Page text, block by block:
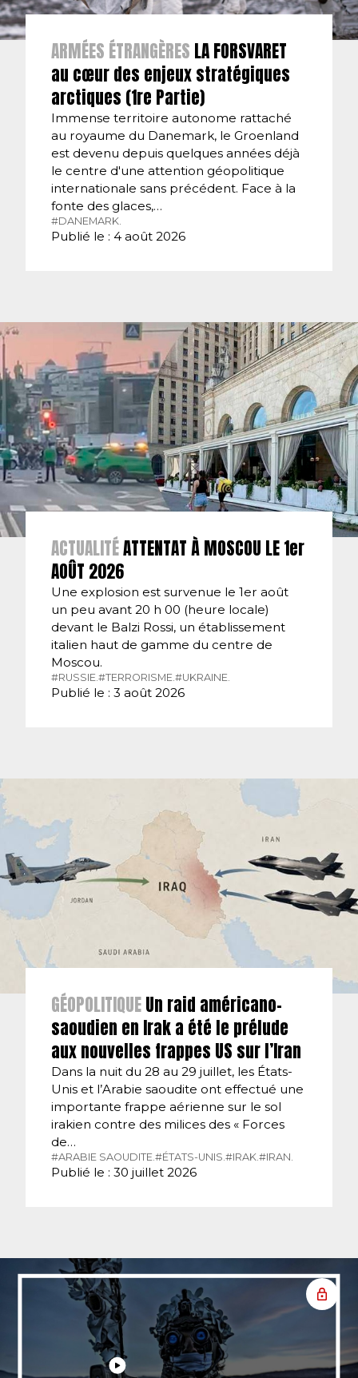
ARMÉES ÉTRANGÈRES LA FORSVARET
au cœur des enjeux stratégiques
arctiques (1re Partie)
Immense territoire autonome rattaché
au royaume du Danemark, le Groenland
est devenu depuis quelques années déjà
le centre d'une attention géopolitique
internationale sans précédent. Face à la
fonte des glaces,…
#DANEMARK.
Publié le : 4 août 2026
ACTUALITÉATTENTAT À MOSCOU LE 1er
AOÛT 2026
Une explosion est survenue le 1er août
un peu avant 20 h 00 (heure locale)
devant le Balzi Rossi, un établissement
italien haut de gamme du centre de
Moscou.
#RUSSIE.#TERRORISME.#UKRAINE.
Publié le : 3 août 2026
GÉOPOLITIQUEUn raid américano-
saoudien en Irak a été le prélude
aux nouvelles frappes US sur l’Iran
Dans la nuit du 28 au 29 juillet, les États-
Unis et l’Arabie saoudite ont effectué une
importante frappe aérienne sur le sol
irakien contre des milices des « Forces
de…
#ARABIE SAOUDITE. #ÉTATS-UNIS. #IRAK. #IRAN.
Publié le : 30 juillet 2026